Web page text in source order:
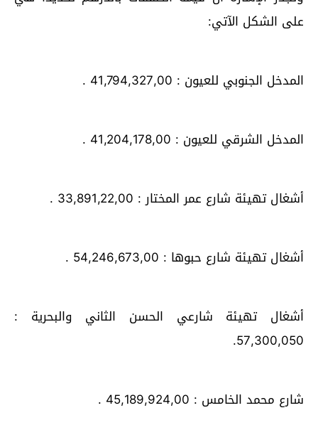
على الشكل الآتي:
المدخل الجنوبي للعيون : 41,794,327,00 .
المدخل الشرقي للعيون : 41,204,178,00 .
أشغال تهيئة شارع عمر المختار : 33,891,22,00 .
أشغال تهيئة شارع حبوها : 54,246,673,00 .
أشغال تهيئة شارعي الحسن الثاني والبحرية :
57,300,050.
شارع محمد الخامس : 45,189,924,00 .